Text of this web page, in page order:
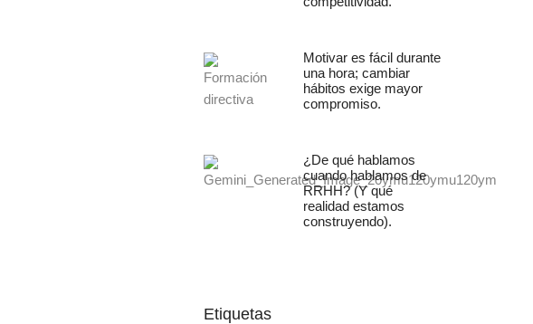
Motivar es fácil durante
una hora; cambiar
hábitos exige mayor
compromiso.
¿De qué hablamos
cuando hablamos de
RRHH? (Y qué
realidad estamos
construyendo).
Etiquetas